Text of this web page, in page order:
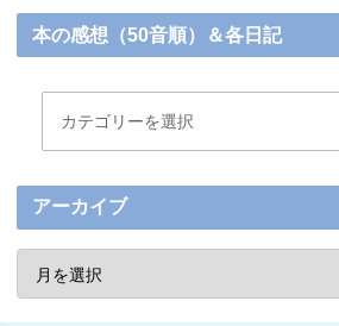
本の感想（50音順）＆各日記
アーカイブ